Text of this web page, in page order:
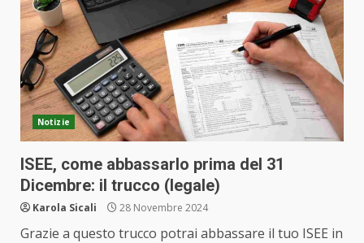
Notizie
ISEE, come abbassarlo prima del 31
Dicembre: il trucco (legale)
Karola Sicali 28 Novembre 2024
Grazie a questo trucco potrai abbassare il tuo ISEE in